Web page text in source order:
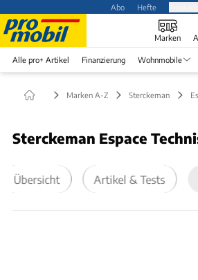
Abo Hefte
Marken
Alle pro+ Artikel Finanzierung Wohnmobile
Marken A-Z Sterckeman
Sterckeman Espace
Übersicht Artikel & Tests